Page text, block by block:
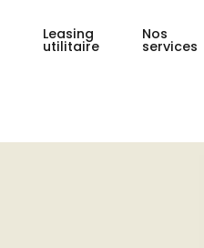
Leasing
utilitaire
Nos
services